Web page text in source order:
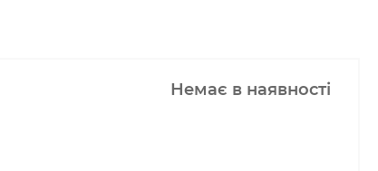
Немає в наявності